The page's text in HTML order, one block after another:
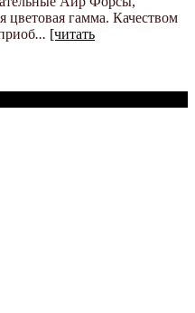
цветовая гамма. Качеством
... [читать